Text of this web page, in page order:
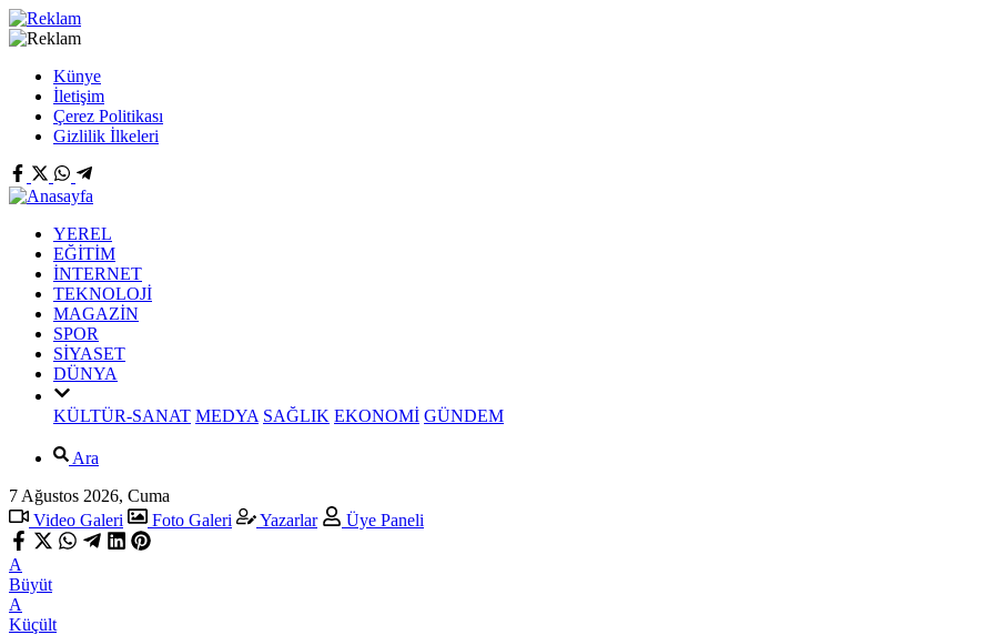
Künye
İletişim
Çerez Politikası
Gizlilik İlkeleri
YEREL
EĞİTİM
İNTERNET
TEKNOLOJİ
MAGAZİN
SPOR
SİYASET
DÜNYA
KÜLTÜR-SANAT MEDYA SAĞLIK EKONOMİ GÜNDEM
Ara
7 Ağustos 2026, Cuma
Video Galeri
Foto Galeri Yazarlar Üye Paneli
A
Büyüt
A
Küçült